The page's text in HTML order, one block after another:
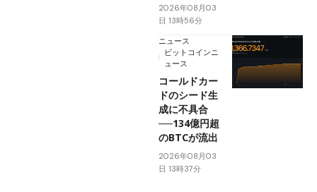
2026年08月03
日 13時56分
ニュース
ビットコインニ
ュース
コールドカー
ドのシード生
成に不具合
──134億円超
のBTCが流出
2026年08月03
日 13時37分